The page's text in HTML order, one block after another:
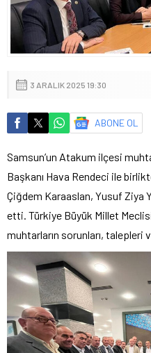
3 ARALIK 2025 19:30
ABONE OL
Samsun’un Atakum ilçesi
Başkanı Hava Rendeci ile
Çiğdem Karaaslan, Yusuf Ziya
etti. Türkiye Büyük Millet
muhtarların sorunları, talepleri